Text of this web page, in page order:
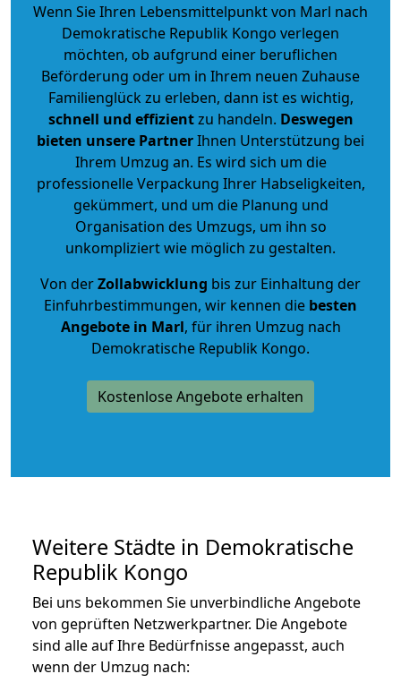
Wenn Sie Ihren Lebensmittelpunkt von Marl nach
Demokratische Republik Kongo verlegen
möchten, ob aufgrund einer beruflichen
Beförderung oder um in Ihrem neuen Zuhause
Familienglück zu erleben, dann ist es wichtig,
schnell und effizientzu handeln. Deswegen
bieten unsere PartnerIhnen Unterstützung bei
Ihrem Umzug an. Es wird sich um die
professionelle Verpackung Ihrer Habseligkeiten,
gekümmert, und um die Planung und
Organisation des Umzugs, um ihn so
unkompliziert wie möglich zu gestalten.
Von derZollabwicklung bis zur Einhaltung der
Einfuhrbestimmungen, wir kennen die besten
Angebote in Marl, für ihren Umzug nach
Demokratische Republik Kongo.
Kostenlose Angebote erhalten
Weitere Städte in Demokratische
Republik Kongo
Bei uns bekommen Sie unverbindliche Angebote
von geprüften Netzwerkpartner. Die Angebote
sind alle auf Ihre Bedürfnisse angepasst, auch
wenn der Umzug nach: